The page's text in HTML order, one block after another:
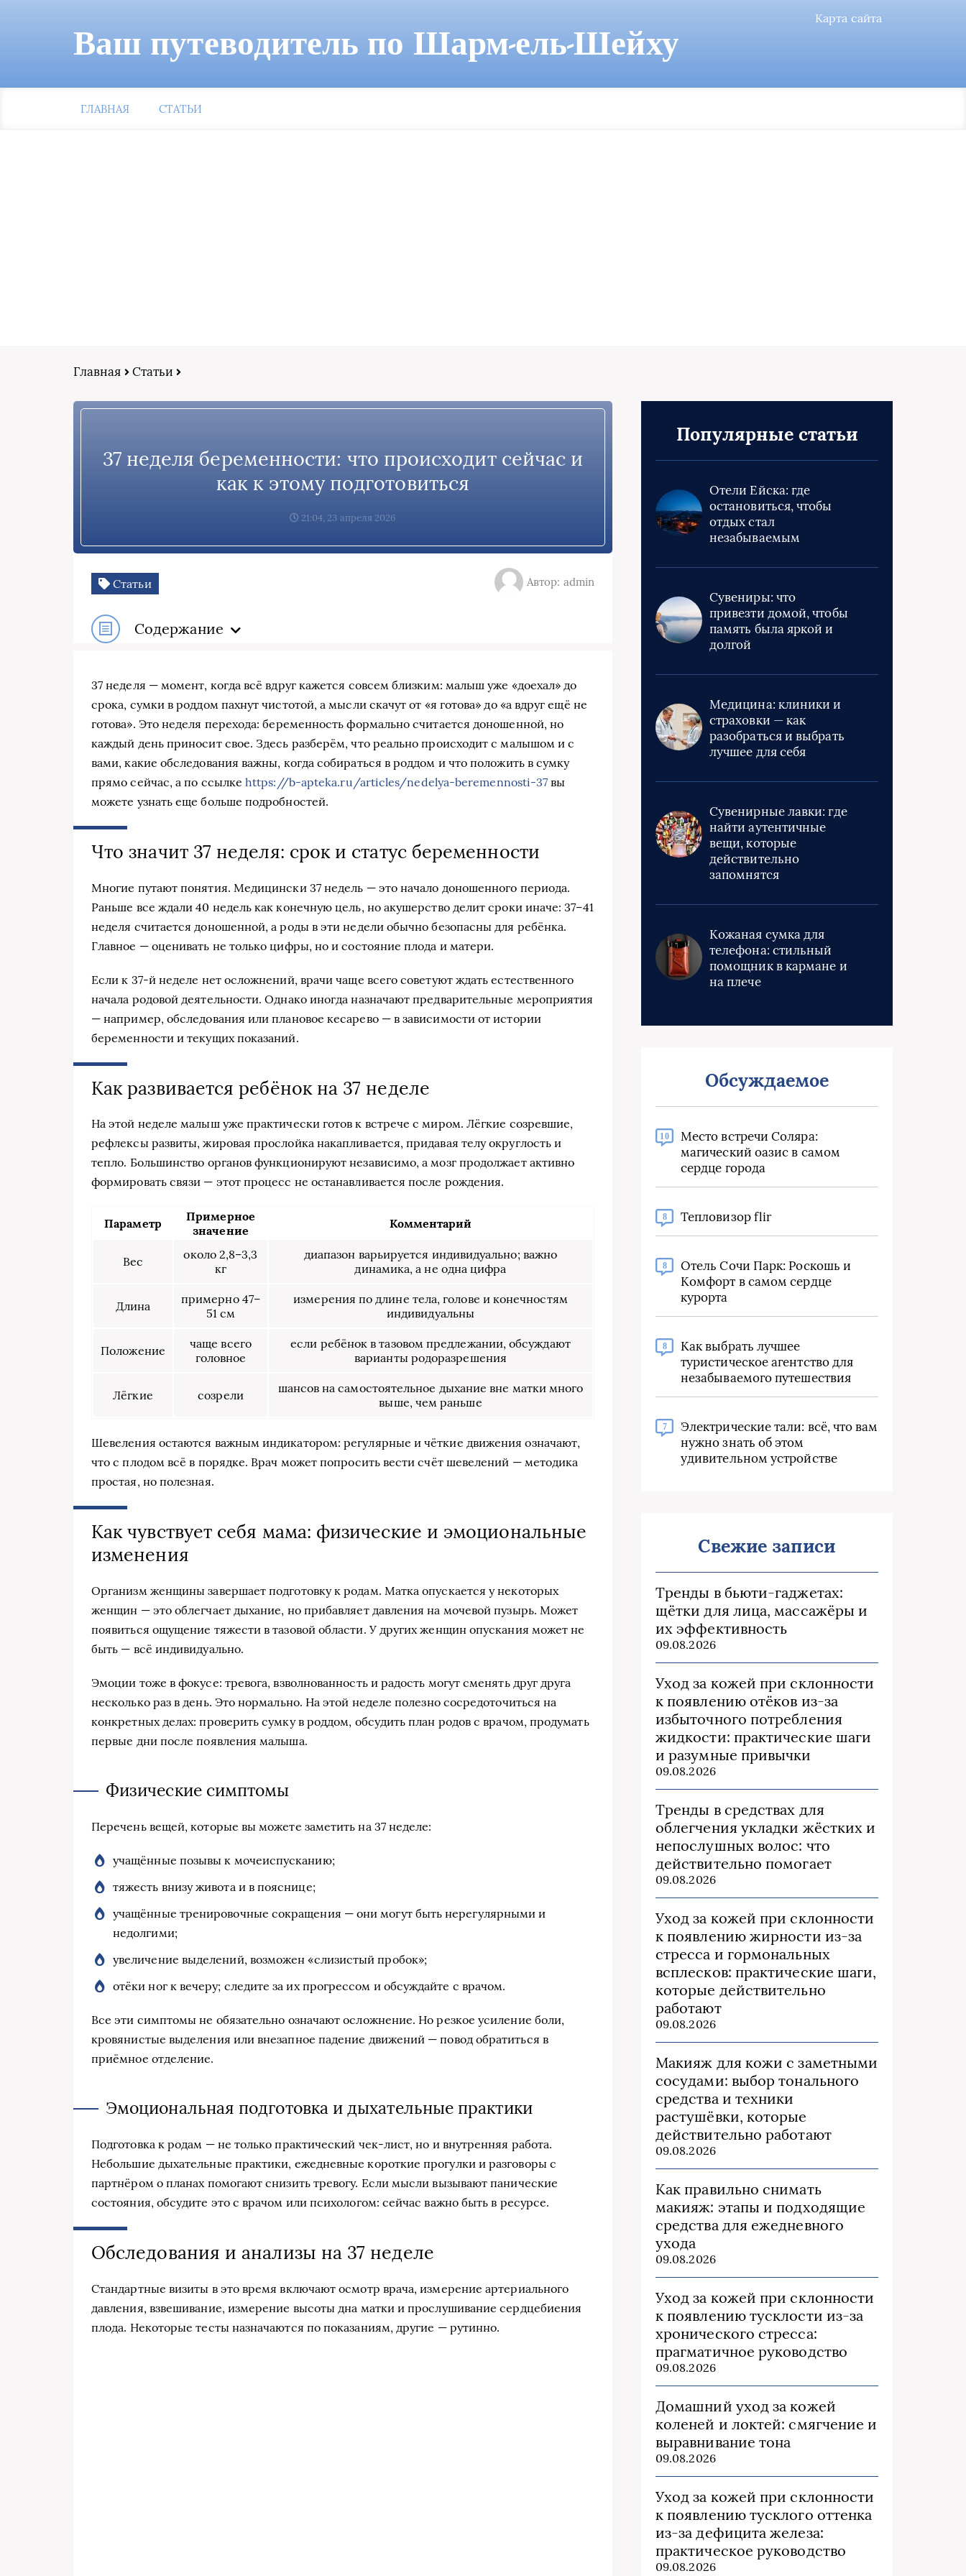
Карта сайта
Ваш путеводитель по Шарм-ель-Шейху
ГЛАВНАЯ СТАТЬИ
Главная Статьи
37 неделя беременности: что происходит сейчас и
как к этому подготовиться
21:04, 23 апреля 2026
Статьи Автор: admin
Содержание
37 неделя — момент, когда всё вдруг кажется совсем близким: малыш уже «доехал» до
срока, сумки в роддом пахнут чистотой, а мысли скачут от «я готова» до «а вдруг ещё не
готова». Это неделя перехода: беременность формально считается доношенной, но
каждый день приносит свое. Здесь разберём, что реально происходит с малышом и с
вами, какие обследования важны, когда собираться в роддом и что положить в сумку
прямо сейчас, а по ссылкеhttps://b-apteka.ru/articles/nedelya-beremennosti-37 вы
можете узнать еще больше подробностей.
Что значит 37 неделя: срок и статус беременности
Многие путают понятия. Медицински 37 недель — это начало доношенного периода.
Раньше все ждали 40 недель как конечную цель, но акушерство делит сроки иначе: 37–41
неделя считается доношенной, а роды в эти недели обычно безопасны для ребёнка.
Главное — оценивать не только цифры, но и состояние плода и матери.
Если к 37-й неделе нет осложнений, врачи чаще всего советуют ждать естественного
начала родовой деятельности. Однако иногда назначают предварительные мероприятия
— например, обследования или плановое кесарево — в зависимости от истории
беременности и текущих показаний.
Как развивается ребёнок на 37 неделе
На этой неделе малыш уже практически готов к встрече с миром. Лёгкие созревшие,
рефлексы развиты, жировая прослойка накапливается, придавая телу округлость и
тепло. Большинство органов функционируют независимо, а мозг продолжает активно
формировать связи — этот процесс не останавливается после рождения.
Параметр
Примерное
значение
Комментарий
Вес
около 2,8–3,3
кг
диапазон варьируется индивидуально; важно
динамика, а не одна цифра
Длина
примерно 47–
51 см
измерения по длине тела, голове и конечностям
индивидуальны
Положение
чаще всего
головное
если ребёнок в тазовом предлежании, обсуждают
варианты родоразрешения
Лёгкие созрели
шансов на самостоятельное дыхание вне матки много
выше, чем раньше
Шевеления остаются важным индикатором: регулярные и чёткие движения означают,
что с плодом всё в порядке. Врач может попросить вести счёт шевелений — методика
простая, но полезная.
Как чувствует себя мама: физические и эмоциональные
изменения
Организм женщины завершает подготовку к родам. Матка опускается у некоторых
женщин — это облегчает дыхание, но прибавляет давления на мочевой пузырь. Может
появиться ощущение тяжести в тазовой области. У других женщин опускания может не
быть — всё индивидуально.
Эмоции тоже в фокусе: тревога, взволнованность и радость могут сменять друг друга
несколько раз в день. Это нормально. На этой неделе полезно сосредоточиться на
конкретных делах: проверить сумку в роддом, обсудить план родов с врачом, продумать
первые дни после появления малыша.
Физические симптомы
Перечень вещей, которые вы можете заметить на 37 неделе:
учащённые позывы к мочеиспусканию;
тяжесть внизу живота и в пояснице;
учащённые тренировочные сокращения — они могут быть нерегулярными и
недолгими;
увеличение выделений, возможен «слизистый пробок»;
отёки ног к вечеру; следите за их прогрессом и обсуждайте с врачом.
Все эти симптомы не обязательно означают осложнение. Но резкое усиление боли,
кровянистые выделения или внезапное падение движений — повод обратиться в
приёмное отделение.
Эмоциональная подготовка и дыхательные практики
Подготовка к родам — не только практический чек-лист, но и внутренняя работа.
Небольшие дыхательные практики, ежедневные короткие прогулки и разговоры с
партнёром о планах помогают снизить тревогу. Если мысли вызывают панические
состояния, обсудите это с врачом или психологом: сейчас важно быть в ресурсе.
Обследования и анализы на 37 неделе
Стандартные визиты в это время включают осмотр врача, измерение артериального
давления, взвешивание, измерение высоты дна матки и прослушивание сердцебиения
плода. Некоторые тесты назначаются по показаниям, другие — рутинно.
Популярные статьи
Отели Ейска: где
остановиться, чтобы
отдых стал
незабываемым
Сувениры: что
привезти домой, чтобы
память была яркой и
долгой
Медицина: клиники и
страховки — как
разобраться и выбрать
лучшее для себя
Сувенирные лавки: где
найти аутентичные
вещи, которые
действительно
запомнятся
Кожаная сумка для
телефона: стильный
помощник в кармане и
на плече
Обсуждаемое
10
Место встречи Соляра:
магический оазис в самом
сердце города
8 Тепловизор flir
8
Отель Сочи Парк: Роскошь и
Комфорт в самом сердце
курорта
8
Как выбрать лучшее
туристическое агентство для
незабываемого путешествия
7
Электрические тали: всё, что вам
нужно знать об этом
удивительном устройстве
Свежие записи
Тренды в бьюти‑гаджетах:
щётки для лица, массажёры и
их эффективность
09.08.2026
Уход за кожей при склонности
к появлению отёков из‑за
избыточного потребления
жидкости: практические шаги
и разумные привычки
09.08.2026
Тренды в средствах для
облегчения укладки жёстких и
непослушных волос: что
действительно помогает
09.08.2026
Уход за кожей при склонности
к появлению жирности из‑за
стресса и гормональных
всплесков: практические шаги,
которые действительно
работают
09.08.2026
Макияж для кожи с заметными
сосудами: выбор тонального
средства и техники
растушёвки, которые
действительно работают
09.08.2026
Как правильно снимать
макияж: этапы и подходящие
средства для ежедневного
ухода
09.08.2026
Уход за кожей при склонности
к появлению тусклости из‑за
хронического стресса:
прагматичное руководство
09.08.2026
Домашний уход за кожей
коленей и локтей: смягчение и
выравнивание тона
09.08.2026
Уход за кожей при склонности
к появлению тусклого оттенка
из‑за дефицита железа:
практическое руководство
09.08.2026